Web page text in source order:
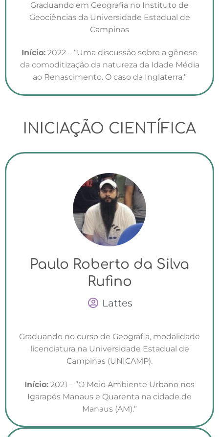
Graduando em Geografia no Instituto de
Geociências da Universidade Estadual de
Campinas
Início: 2022 – “Uma discussão sobre a gênese
da comoditização da natureza da Idade Média
ao Renascimento. O caso da Inglaterra.”
INICIAÇÃO CIENTÍFICA
Paulo Roberto da Silva
Rufino
Lattes
Graduando no curso de Geografia, modalidade
licenciatura na Universidade Estadual de
Campinas (UNICAMP).
Início: 2021 – “O Meio Ambiente Urbano nos
Igarapés Manaus e Quarenta na cidade de
Manaus (AM).”